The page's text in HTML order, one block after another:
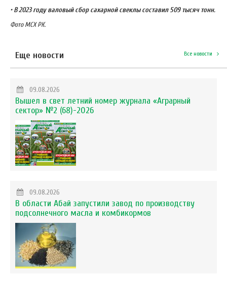
• В 2023 году валовый сбор сахарной свеклы составил 509 тысяч тонн.
Фото МСХ РК.
Еще новости Все новости
09.08.2026
Вышел в свет летний номер журнала «Аграрный
сектор» №2 (68)-2026
09.08.2026
В области Абай запустили завод по производству
подсолнечного масла и комбикормов